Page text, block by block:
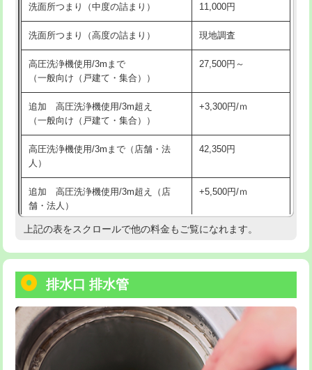
洗面台設置 38,500円
バスタブ設置 現場見積
追加人工 16,500円
廃棄・処分
※給水管工事は20mmまでの価格です。
持込商品取付（浄水器・分岐水栓） 16,500円
給水管工事※（ホール加工) 16,500円
給水管工事※（バンド止め)
給水管工事※（支持金具設置) 5,500円
給水管工事※（保温材使用（バンド止
め込み）)
5,500円
給水管工事※（土の掘削・埋め戻し作
業)
11,000円
給水管工事※（塩ビ管（VP・HI）使
用/3ｍまで)
用（追加）/3ｍ超え)
給水管工事※（ライニング鋼管・銅
管・ポリ管・HT管使用/3ｍまで)
44,000円
給水管工事※（ライニング鋼管・銅
管・ポリ管・HT管使用/3ｍ超え)
+8,800円
洗面所つまり（中度の詰まり） 11,000円
洗面所つまり（高度の詰まり） 現地調査
高圧洗浄機使用/3mまで
（一般向け（戸建て・集合））
27,500円～
追加 高圧洗浄機使用/3m超え
（一般向け（戸建て・集合））
+3,300円/ｍ
高圧洗浄機使用/3mまで（店舗・法
人）
42,350円
追加 高圧洗浄機使用/3m超え（店
舗・法人）
+5,500円/ｍ
高度高圧洗浄換 現地調査
トーラー機使用/3mまで
追加トーラー機使用/3m超え +3,300円
カメラ調査 33,000円
上記の表をスクロールで他の料金もご覧になれます。
排水口 排水管